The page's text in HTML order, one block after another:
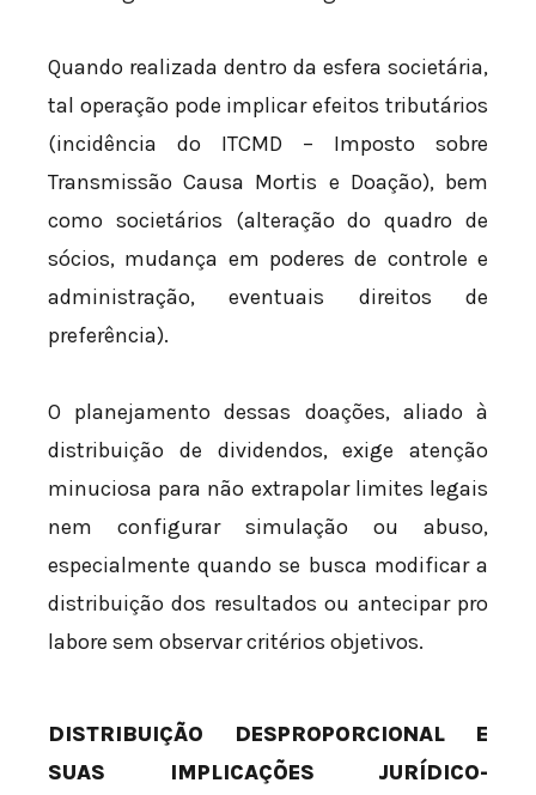
Quando realizada dentro da esfera societária,
tal operação pode implicar efeitos tributários
(incidência do ITCMD – Imposto sobre
Transmissão Causa Mortis e Doação), bem
como societários (alteração do quadro de
sócios, mudança em poderes de controle e
administração, eventuais direitos de
preferência).
O planejamento dessas doações, aliado à
distribuição de dividendos, exige atenção
minuciosa para não extrapolar limites legais
nem configurar simulação ou abuso,
especialmente quando se busca modificar a
distribuição dos resultados ou antecipar pro
labore sem observar critérios objetivos.
DISTRIBUIÇÃO DESPROPORCIONAL E
SUAS IMPLICAÇÕES JURÍDICO-